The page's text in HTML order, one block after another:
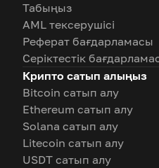
Табыңыз
AML тексерушісі
Реферат бағдарламасы
Серіктестік
Крипто сатып алыңыз
Bitcoin сатып алу
Ethereum сатып алу
Solana сатып алу
Litecoin сатып алу
USDT сатып алу